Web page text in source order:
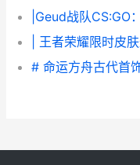
|Geud战队CS:GO
| 王者荣耀限时皮
# 命运方舟古代首